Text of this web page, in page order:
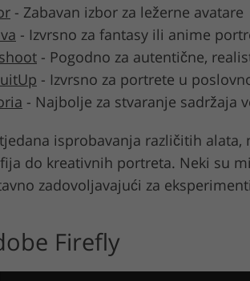
- Zabavan izbor za ležerne avatare
- Izvrsno za fantasy ili anime
- Pogodno za autentične,
- Izvrsno za portrete u
- Najbolje za stvaranje sadržaja
isprobavanja različitih
do kreativnih portreta. Neki su
zadovoljavajući za
Firefly